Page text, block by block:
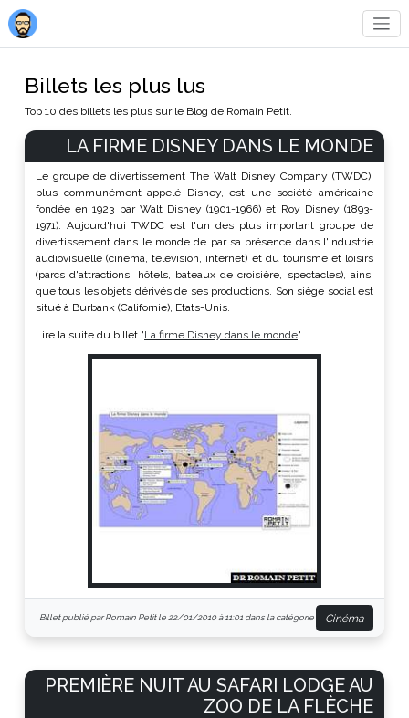
Billets les plus lus
Top 10 des billets les plus sur le Blog de Romain Petit.
LA FIRME DISNEY DANS LE MONDE
Le groupe de divertissement The Walt Disney Company (TWDC),
plus communément appelé Disney, est une société américaine
fondée en 1923 par Walt Disney (1901-1966) et Roy Disney (1893-
1971). Aujourd'hui TWDC est l'un des plus important groupe de
divertissement dans le monde de par sa présence dans l'industrie
audiovisuelle (cinéma, télévision, internet) et du tourisme et loisirs
(parcs d'attractions, hôtels, bateaux de croisière, spectacles), ainsi
que tous les objets dérivés de ses productions. Son siège social est
situé à Burbank (Californie), Etats-Unis.
Lire la suite du billet "La firme Disney dans le monde"...
Billet publié par Romain Petit le 22/01/2010 à 11:01 dans la catégorie Cinéma
PREMIÈRE NUIT AU SAFARI LODGE AU
ZOO DE LA FLÈCHE